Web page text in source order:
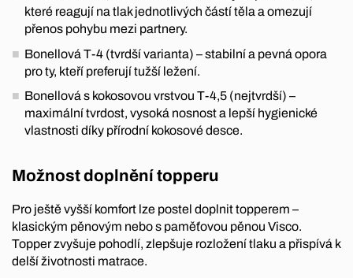
které reagují na tlak jednotlivých částí těla a omezují
přenos pohybu mezi partnery.
Bonellová T-4 (tvrdší varianta) – stabilní a pevná opora
pro ty, kteří preferují tužší ležení.
Bonellová s kokosovou vrstvou T-4,5 (nejtvrdší) –
maximální tvrdost, vysoká nosnost a lepší hygienické
vlastnosti díky přírodní kokosové desce.
Možnost doplnění topperu
Pro ještě vyšší komfort lze postel doplnit topperem –
klasickým pěnovým nebo s paměťovou pěnou Visco.
Topper zvyšuje pohodlí, zlepšuje rozložení tlaku a přispívá k
delší životnosti matrace.